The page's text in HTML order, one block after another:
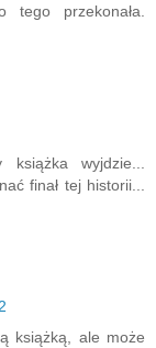
tego przekonała.
wyjdzie...
finał tej historii...
książką, ale może